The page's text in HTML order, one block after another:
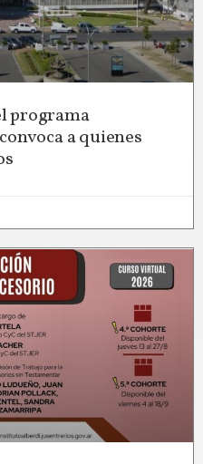
programa
a quienes